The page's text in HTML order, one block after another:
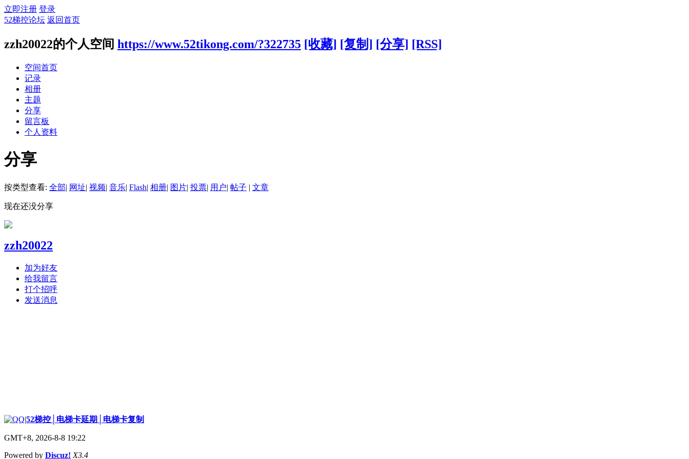
立即注册 登录
52梯控论坛 返回首页
zzh20022的个人空间 https://www.52tikong.com/?322735 [收藏] [复制] [分享] [RSS]
空间首页
记录
相册
主题
分享
留言板
个人资料
分享
按类型查看: 全部| 网址| 视频| 音乐| Flash| 相册| 图片| 投票| 用户| 帖子 | 文章
现在还没分享
zzh20022
加为好友
给我留言
打个招呼
发送消息
|52梯控│电梯卡延期│电梯卡复制
GMT+8, 2026-8-8 19:22
Powered by Discuz! X3.4